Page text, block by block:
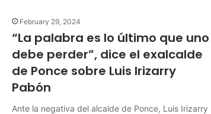
February 29, 2024
“La palabra es lo último que uno
debe perder”, dice el exalcalde
de Ponce sobre Luis Irizarry
Pabón
Ante la negativa del alcalde de Ponce, Luis Irizarry